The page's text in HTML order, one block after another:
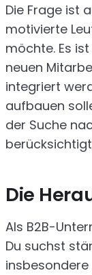
Die Frage ist
motivierte
möchte. Es
neuen
integriert
aufbauen
der Suche
Die
Als B2B-
Du suchst